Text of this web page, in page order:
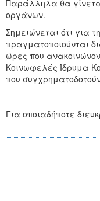
Παράλληλα θα
οργάνων.
Σημειώνεται ότι για
πραγματοποιούνται
ώρες που
Κοινωφελές Ίδρυμα
που
Για οποιαδήποτε